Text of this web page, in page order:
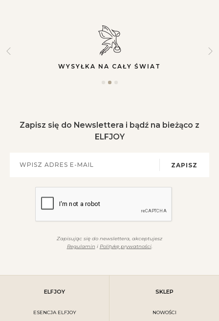
WYSYŁKA NA CAŁY ŚWIAT
Zapisz się do Newslettera i bądź na bieżąco z
ELFJOY
ZAPISZ
Zapisując się do newslettera, akceptujesz
Regulamin i Politykę prywatności.
ELFJOY
ESENCJA ELFJOY
SKLEP
NOWOŚCI